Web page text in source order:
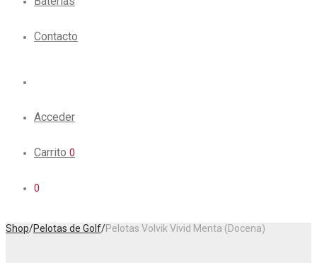
Contacto
Acceder
Carrito 0
0
Shop/Pelotas de Golf/Pelotas Volvik Vivid Menta (Docena)